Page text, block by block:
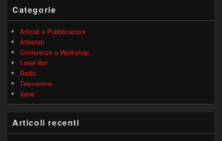
Categorie
Articoli e Pubblicazioni
Attestati
Conferenze e Workshop
I miei libri
Radio
Televisione
Varie
Articoli recenti